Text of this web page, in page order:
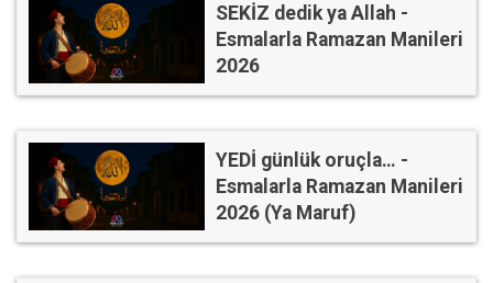
SEKİZ dedik ya Allah -
Esmalarla Ramazan Manileri
2026
YEDİ günlük oruçla… -
Esmalarla Ramazan Manileri
2026 (Ya Maruf)